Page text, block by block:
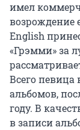
имел
возрождение
English
«Грэмми» за
Всего певица
альбомов,
году. В
в записи